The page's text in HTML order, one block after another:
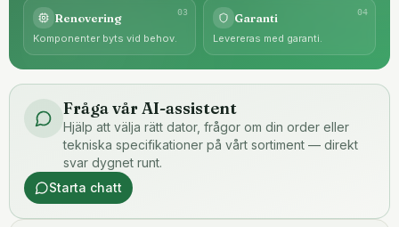
03
Renovering
Komponenter byts vid behov.
04
Garanti
Levereras med garanti.
Fråga vår AI-assistent
Hjälp att välja rätt dator, frågor om din order eller
tekniska specifikationer på vårt sortiment — direkt
svar dygnet runt.
Starta chatt